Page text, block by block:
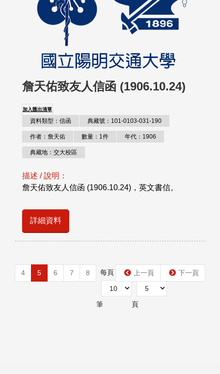
詹天佑致友人信函 (1906.10.24)
加入匯出清單
資料類型：信函 典藏號：101-0103-031-190
作者：詹天佑 數量：1件 年代：1906
典藏地：交大校區
描述 / 說明：
詹天佑致友人信函 (1906.10.24)，英文書信。
詳細資料
4 5 6 7 8 每頁
筆
第
頁
上一頁 下一頁